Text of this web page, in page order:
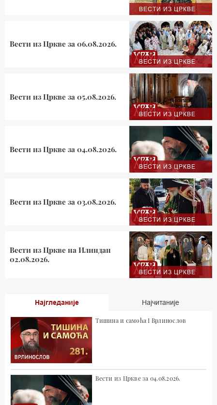
ВЕСТИ ИЗ ЦРКВЕ
ВЕСТИ ИЗ ЦРКВЕ
Вести из Цркве за 06.08.2026.
ВЕСТИ ИЗ ЦРКВЕ
Вести из Цркве за 05.08.2026.
ВЕСТИ ИЗ ЦРКВЕ
Вести из Цркве за 04.08.2026.
ВЕСТИ ИЗ ЦРКВЕ
Вести из Цркве за 03.08.2026.
ВЕСТИ ИЗ ЦРКВЕ
Вести из Цркве на Илиндан
02.08.2026.
Најгледаније Најчитаније
Тишина и самоћа I Врлинослов
Вести из Цркве за 04.08.2026.